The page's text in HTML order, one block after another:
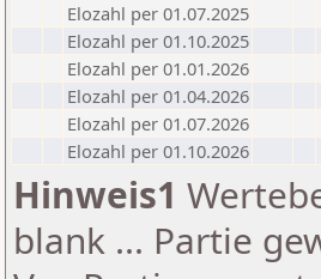
Elozahl per 01.07.2025
Elozahl per 01.10.2025
Elozahl per 01.01.2026
Elozahl per 01.04.2026
Elozahl per 01.07.2026
Elozahl per 01.10.2026
Hinweis1
blank ... Partie